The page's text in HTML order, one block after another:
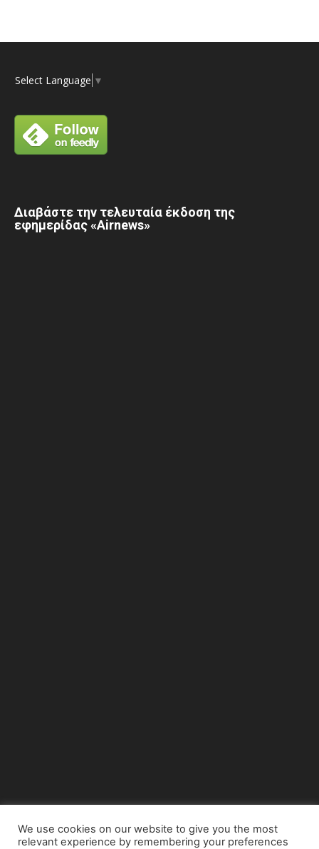
Select Language ▼
Διαβάστε την τελευταία έκδοση της
εφημερίδας «Airnews»
We use cookies on our website to give you the most
relevant experience by remembering your preferences